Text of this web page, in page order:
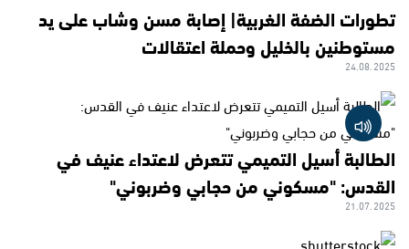
تطورات الضفة الغربية| إصابة مسن وشاب على يد
مستوطنين بالخليل وحملة اعتقالات
24.08.2025
الطالبة أسيل التميمي تتعرض لاعتداء عنيف في
القدس: "مسكوني من حجابي وضربوني"
21.07.2025